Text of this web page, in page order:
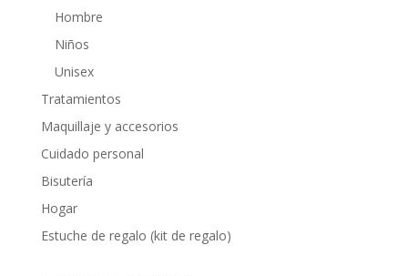
Hombre
Niños
Unisex
Tratamientos
Maquillaje y accesorios
Cuidado personal
Bisutería
Hogar
Estuche de regalo (kit de regalo)